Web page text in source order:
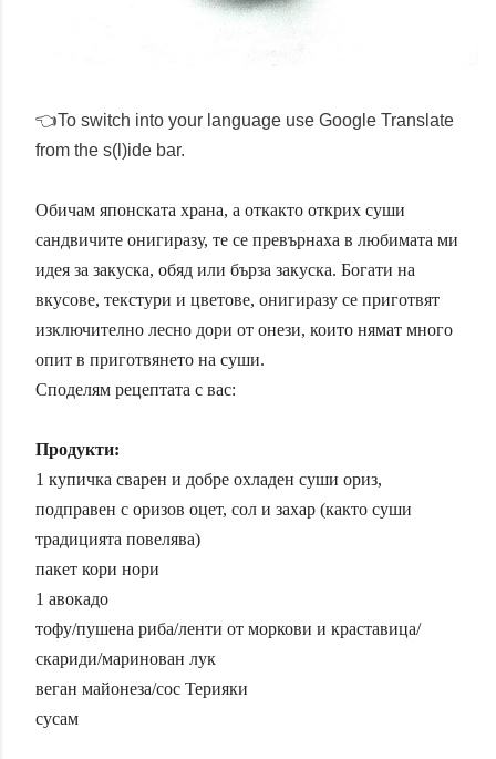
👈To switch into your language use Google Translate
from the s(l)ide bar.
Обичам японската храна, а откакто открих суши
сандвичите онигиразу, те се превърнаха в любимата ми
идея за закуска, обяд или бърза закуска. Богати на
вкусове, текстури и цветове, онигиразу се приготвят
изключително лесно дори от онези, които нямат много
опит в приготвянето на суши.
Споделям рецептата с вас:
Продукти:
1 купичка сварен и добре охладен суши ориз,
подправен с оризов оцет, сол и захар (както суши
традицията повелява)
пакет кори нори
1 авокадо
тофу/пушена риба/ленти от моркови и краставица/
скариди/маринован лук
веган майонеза/сос Терияки
сусам